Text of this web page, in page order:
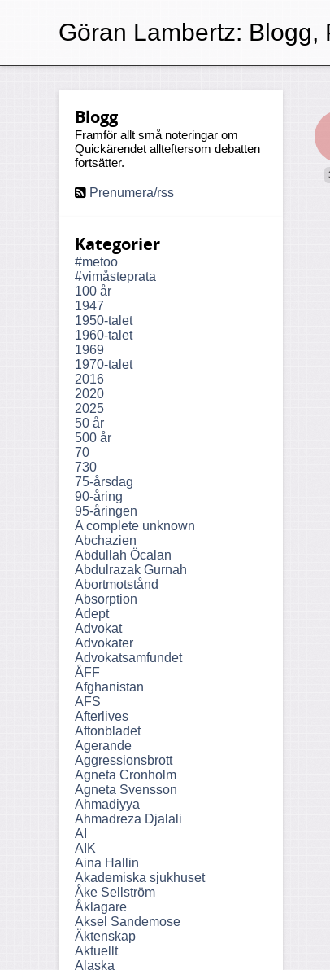
Blogg
Framför allt små noteringar om
Quickärendet allteftersom debatten
fortsätter.
Prenumera/rss
Kategorier
#metoo
#vimåsteprata
100 år
1947
1950-talet
1960-talet
1969
1970-talet
2016
2020
2025
50 år
500 år
70
730
75-årsdag
90-åring
95-åringen
A complete unknown
Abchazien
Abdullah Öcalan
Abdulrazak Gurnah
Abortmotstånd
Absorption
Adept
Advokat
Advokater
Advokatsamfundet
ÅFF
Afghanistan
AFS
Afterlives
Aftonbladet
Agerande
Aggressionsbrott
Agneta Cronholm
Agneta Svensson
Ahmadiyya
Ahmadreza Djalali
AI
AIK
Aina Hallin
Akademiska sjukhuset
Åke Sellström
Åklagare
Aksel Sandemose
Äktenskap
Aktuellt
Alaska
Göran Lambertz: Blogg,